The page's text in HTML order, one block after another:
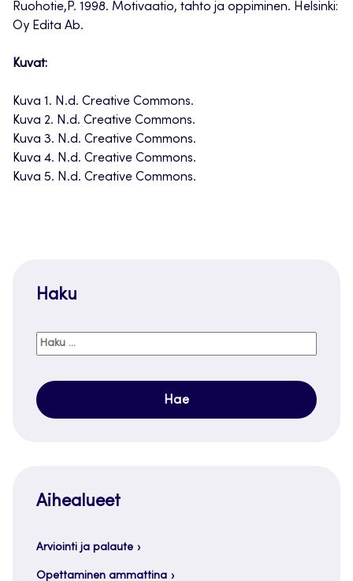
Ruohotie,P. 1998. Motivaatio, tahto ja oppiminen. Helsinki:
Oy Edita Ab.
Kuvat:
Kuva 1. N.d. Creative Commons.
Kuva 2. N.d. Creative Commons.
Kuva 3. N.d. Creative Commons.
Kuva 4. N.d. Creative Commons.
Kuva 5. N.d. Creative Commons.
Haku
Haku:
Aihealueet
Arviointi ja palaute
Opettaminen ammattina